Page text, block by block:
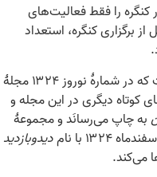
را فقط فعالیت‌های
برگزاری کنگره، استعداد
نوروز ۱۳۲۴ مجلهٔ
دیگری در این مجله و
به چاپ می‌رسانَد و مجموعهٔ
با نام
دیدوبازدید
می‌کند.